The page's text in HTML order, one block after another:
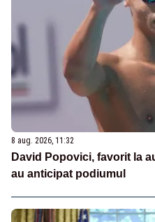
8 aug. 2026, 11:32
David Popovici, favorit la
au anticipat podiumul